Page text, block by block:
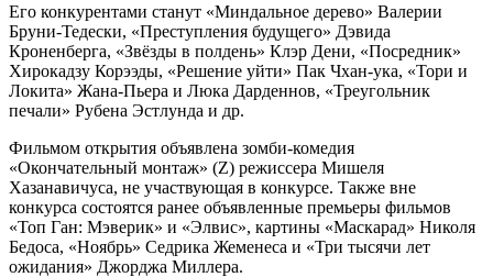
Его конкурентами станут «Миндальное дерево» Валерии
Бруни-Тедески, «Преступления будущего» Дэвида
Кроненберга, «Звёзды в полдень» Клэр Дени, «Посредник»
Хирокадзу Корээды, «Решение уйти» Пак Чхан-ука, «Тори и
Локита» Жана-Пьера и Люка Дарденнов, «Треугольник
печали» Рубена Эстлунда и др.
Фильмом открытия объявлена зомби-комедия
«Окончательный монтаж» (Z) режиссера Мишеля
Хазанавичуса, не участвующая в конкурсе. Также вне
конкурса состоятся ранее объявленные премьеры фильмов
«Топ Ган: Мэверик» и «Элвис», картины «Маскарад» Николя
Бедоса, «Ноябрь» Седрика Жеменеса и «Три тысячи лет
ожидания» Джорджа Миллера.